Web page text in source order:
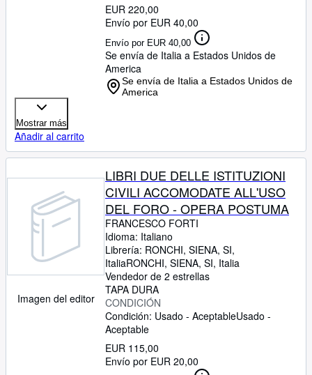
EUR 220,00
Envío por EUR 40,00
Envío por EUR 40,00
Se envía de Italia a Estados Unidos de
America
Se envía de Italia a Estados Unidos de
America
Mostrar más
Añadir al carrito
Imagen del editor
LIBRI DUE DELLE ISTITUZIONI
CIVILI ACCOMODATE ALL'USO
DEL FORO - OPERA POSTUMA
FRANCESCO FORTI
Idioma: Italiano
Librería: RONCHI, SIENA, SI,
ItaliaRONCHI, SIENA, SI, Italia
Vendedor de 2 estrellas
TAPA DURA
CONDICIÓN
Condición: Usado - AceptableUsado -
Aceptable
EUR 115,00
Envío por EUR 20,00